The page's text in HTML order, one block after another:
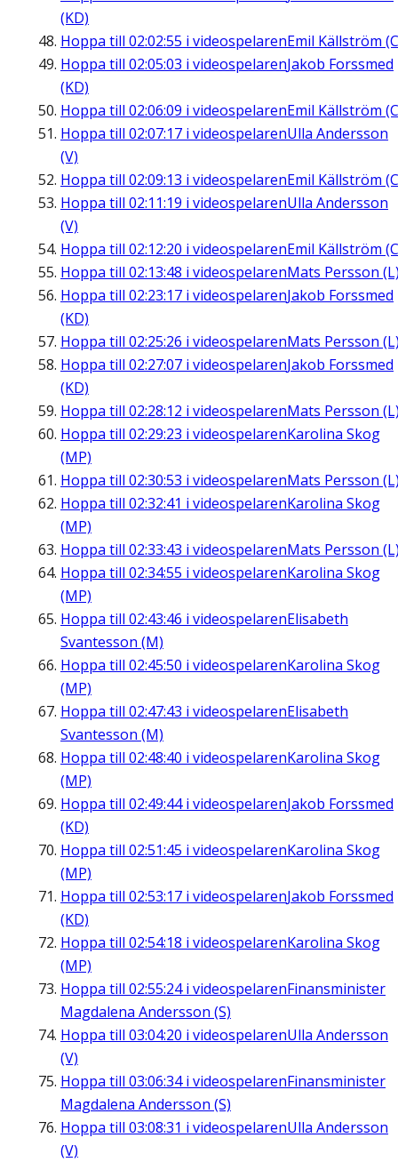
(KD)
Hoppa till 02:02:55 i videospelarenEmil Källström
Hoppa till 02:05:03 i videospelarenJakob Forssmed
(KD)
Hoppa till 02:06:09 i videospelarenEmil Källström
Hoppa till 02:07:17 i videospelarenUlla Andersson
(V)
Hoppa till 02:09:13 i videospelarenEmil Källström
Hoppa till 02:11:19 i videospelarenUlla Andersson
(V)
Hoppa till 02:12:20 i videospelarenEmil Källström
Hoppa till 02:13:48 i videospelarenMats Persson
Hoppa till 02:23:17 i videospelarenJakob Forssmed
(KD)
Hoppa till 02:25:26 i videospelarenMats Persson
Hoppa till 02:27:07 i videospelarenJakob Forssmed
(KD)
Hoppa till 02:28:12 i videospelarenMats Persson
Hoppa till 02:29:23 i videospelarenKarolina Skog
(MP)
Hoppa till 02:30:53 i videospelarenMats Persson
Hoppa till 02:32:41 i videospelarenKarolina Skog
(MP)
Hoppa till 02:33:43 i videospelarenMats Persson
Hoppa till 02:34:55 i videospelarenKarolina Skog
(MP)
Hoppa till 02:43:46 i videospelarenElisabeth
Svantesson (M)
Hoppa till 02:45:50 i videospelarenKarolina Skog
(MP)
Hoppa till 02:47:43 i videospelarenElisabeth
Svantesson (M)
Hoppa till 02:48:40 i videospelarenKarolina Skog
(MP)
Hoppa till 02:49:44i videospelarenJakob Forssmed
(KD)
Hoppa till 02:51:45 i videospelarenKarolina Skog
(MP)
Hoppa till 02:53:17 i videospelarenJakob Forssmed
(KD)
Hoppa till 02:54:18 i videospelarenKarolina Skog
(MP)
Hoppa till 02:55:24i videospelarenFinansminister
Magdalena Andersson (S)
Hoppa till 03:04:20 i videospelarenUlla Andersson
(V)
Hoppa till 03:06:34i videospelarenFinansminister
Magdalena Andersson (S)
Hoppa till 03:08:31 i videospelarenUlla Andersson
(V)